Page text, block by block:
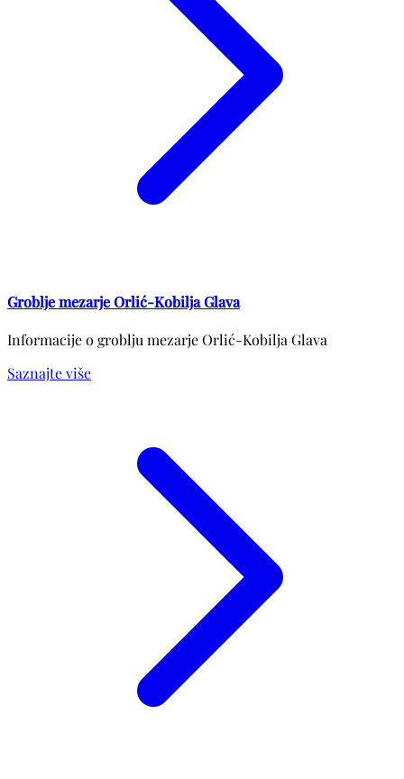
Groblje mezarje Orlić-Kobilja Glava
Informacije o groblju mezarje Orlić-Kobilja Glava
Saznajte više